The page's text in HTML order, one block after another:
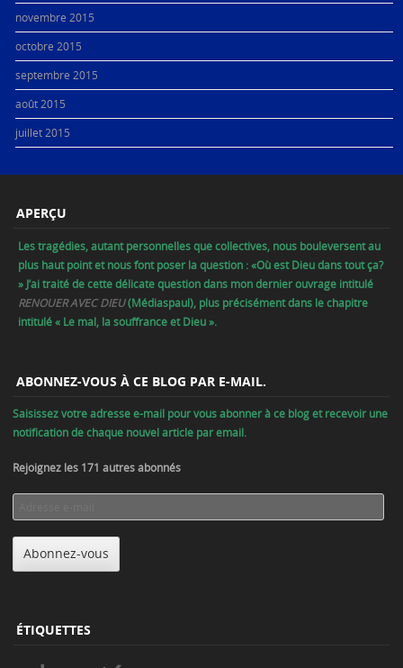
novembre 2015
octobre 2015
septembre 2015
août 2015
juillet 2015
APERÇU
Les tragédies, autant personnelles que collectives, nous bouleversent au
plus haut point et nous font poser la question : «Où est Dieu dans tout ça?
» J’ai traité de cette délicate question dans mon dernier ouvrage intitulé
RENOUER AVEC DIEU(Médiaspaul), plus précisément dans le chapitre
intitulé « Le mal, la souffrance et Dieu ».
ABONNEZ-VOUS À CE BLOG PAR E-MAIL.
Saisissez votre adresse e-mail pour vous abonner à ce blog et recevoir une
notification de chaque nouvel article par email.
Rejoignez les 171 autres abonnés
e-
mail
Abonnez-vous
ÉTIQUETTES